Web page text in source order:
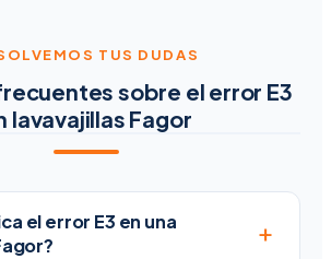
TUS DUDAS
sobre el error E3
lavavajillas Fagor
el error E3 en una
+